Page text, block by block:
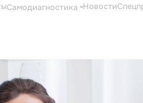
Самодиагностика Новости
в